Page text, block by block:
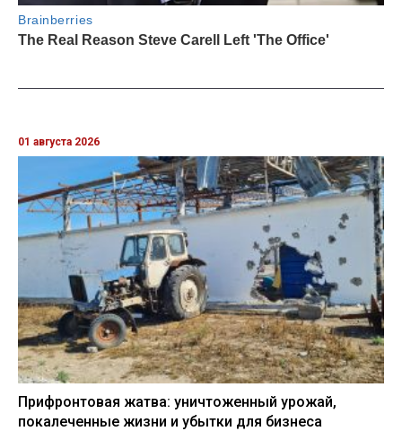
01 августа 2026
Прифронтовая жатва: уничтоженный урожай,
покалеченные жизни и убытки для бизнеса